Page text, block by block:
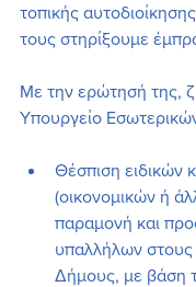
τοπικής
τους στηρίξουμε
Με την ερώτησή της,
Υπουργείο
Θέσπιση ειδικών
(οικονομικών ή
παραμονή και
υπαλλήλων στους
Δήμους, με βάση